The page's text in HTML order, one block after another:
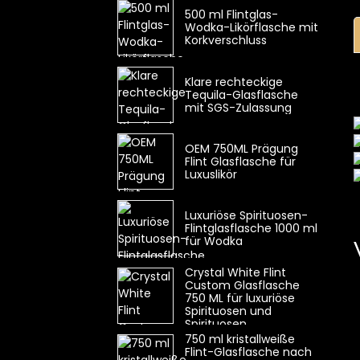
500 ml Flintglas-
Wodka-Likörflasche mit
Korkverschluss
Klare rechteckige
Tequila-Glasflasche
mit SGS-Zulassung
OEM 750ML Prägung
Flint Glasflasche für
Luxuslikör
Luxuriöse Spirituosen-
Flintglasflasche 1000 ml
für Wodka
Crystal White Flint
Custom Glasflasche
750 ML für luxuriöse
Spirituosen und
Spirituosen
750 ml kristallweiße
Flint-Glasflasche nach